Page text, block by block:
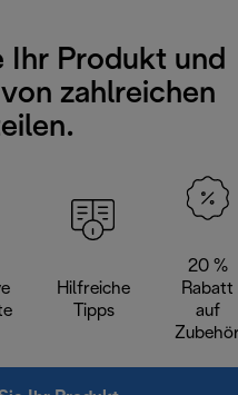
Ihr Produkt und
zahlreichen
Hilfreiche
Tipps
20 %
Rabatt
auf